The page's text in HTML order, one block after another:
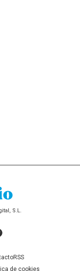
S.L.
RSS
de cookies
Telegram